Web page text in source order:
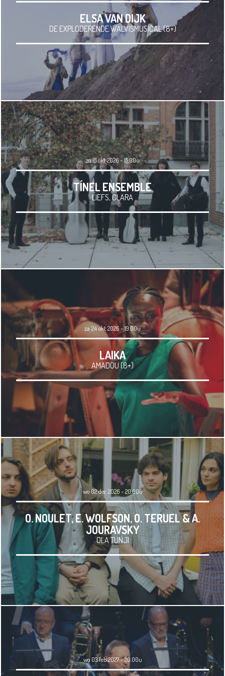
ELSA VAN DIJK
DE EXPLODERENDE WALVISMUSICAL (8+)
zo 18 okt 2026 - 15.00u
TÍNEL ENSEMBLE
LIEFS, CLARA
za 24 okt 2026 - 19.00u
LAIKA
AMADOU (8+)
wo 02 dec 2026 - 20.00u
O. NOULET, E. WOLFSON, O. TERUEL & A.
JOURAVSKY
OLA TUNJI
wo 03 feb 2027 - 20.00u